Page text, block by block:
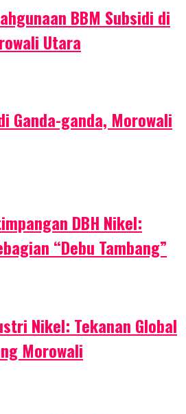
BBM Subsidi di
Utara
Ganda-ganda, Morowali
DBH Nikel:
“Debu Tambang”
Nikel: Tekanan Global
Morowali